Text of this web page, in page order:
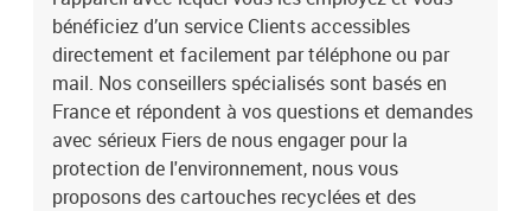
bénéficiez d’un service Clients accessibles
directement et facilement par téléphone ou par
mail. Nos conseillers spécialisés sont basés en
France et répondent à vos questions et demandes
avec sérieux Fiers de nous engager pour la
protection de l'environnement, nous vous
proposons des cartouches recyclées et des